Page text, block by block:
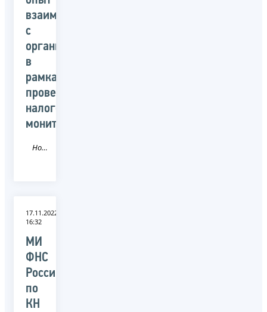
взаимодействия
с
организациями
в
рамках
проведения
налогового
мониторинга»
Новость
17.11.2022
16:32
МИ
ФНС
России
по
КН